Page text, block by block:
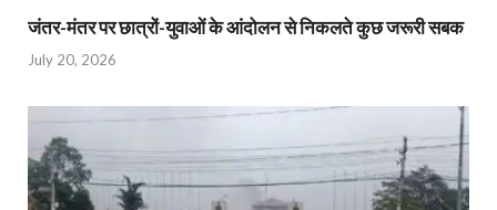
जंतर-मंतर पर छात्रों-युवाओं के आंदोलन से निकलते कुछ जरूरी सबक
July 20, 2026